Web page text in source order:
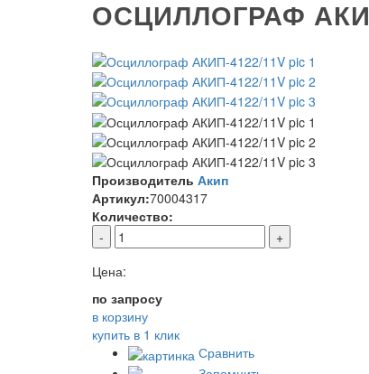
ОСЦИЛЛОГРАФ
Производитель Акип
Артикул:70004317
Количество:
-
+
Цена:
по запросу
в корзину
купить в 1 клик
Сравнить